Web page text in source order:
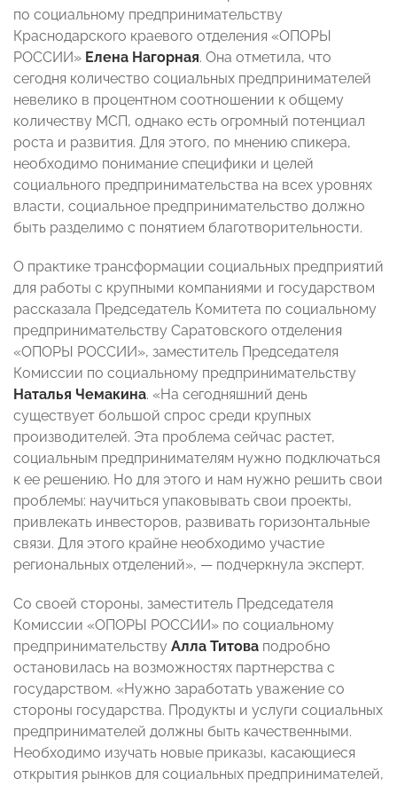
по социальному предпринимательству
Краснодарского краевого отделения «ОПОРЫ
РОССИИ» Елена Нагорная. Она отметила, что
сегодня количество социальных предпринимателей
невелико в процентном соотношении к общему
количеству МСП, однако есть огромный потенциал
роста и развития. Для этого, по мнению спикера,
необходимо понимание специфики и целей
социального предпринимательства на всех уровнях
власти, социальное предпринимательство должно
быть разделимо с понятием благотворительности.
О практике трансформации социальных предприятий
для работы с крупными компаниями и государством
рассказала Председатель Комитета по социальному
предпринимательству Саратовского отделения
«ОПОРЫ РОССИИ», заместитель Председателя
Комиссии по социальному предпринимательству
Наталья Чемакина. «На сегодняшний день
существует большой спрос среди крупных
производителей. Эта проблема сейчас растет,
социальным предпринимателям нужно подключаться
к ее решению. Но для этого и нам нужно решить свои
проблемы: научиться упаковывать свои проекты,
привлекать инвесторов, развивать горизонтальные
связи. Для этого крайне необходимо участие
региональных отделений», — подчеркнула эксперт.
Со своей стороны, заместитель Председателя
Комиссии «ОПОРЫ РОССИИ» по социальному
предпринимательству Алла Титова подробно
остановилась на возможностях партнерства с
государством. «Нужно заработать уважение со
стороны государства. Продукты и услуги социальных
предпринимателей должны быть качественными.
Необходимо изучать новые приказы, касающиеся
открытия рынков для социальных предпринимателей,